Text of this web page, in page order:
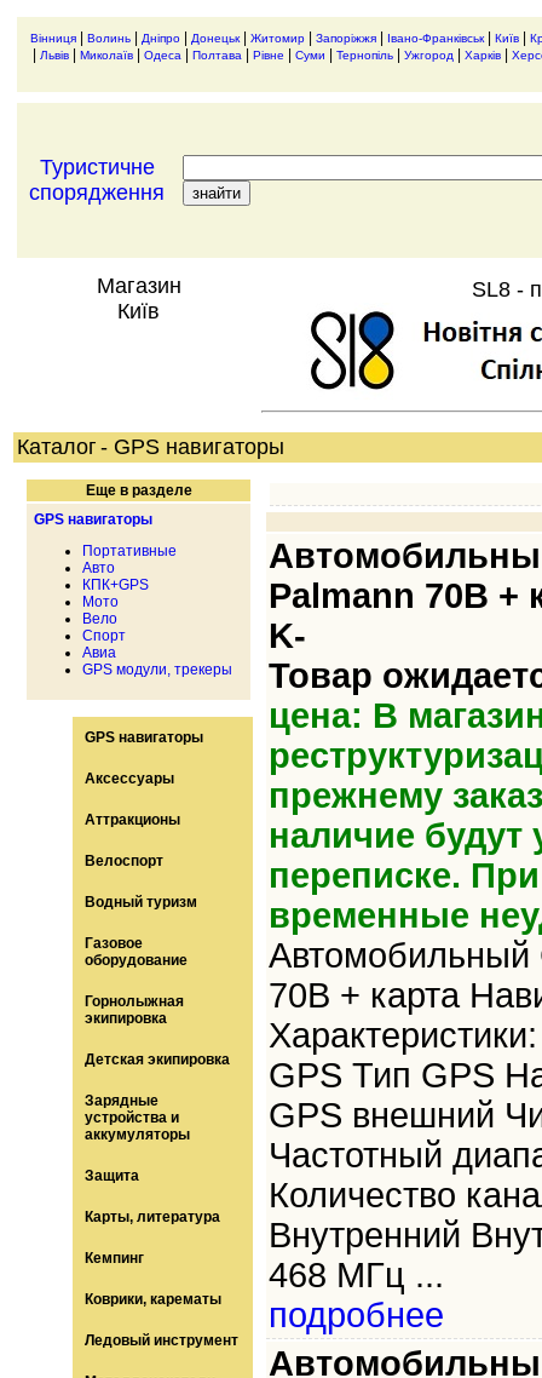
Вінниця Волинь Дніпро Донецьк| Житомир Запоріжжя Івано-Франківськ| Київ
Львів Миколаїв Одеса Полтава Рівне Суми Тернопіль Ужгород Харків
Туристичне
спорядження
Магазин
Київ
SL8 -
Каталог - GPS навигаторы
Еще в разделе
GPS навигаторы
Портативные
Авто
КПК+GPS
Мото
Вело
Спорт
Авиа
GPS модули, трекеры
GPS навигаторы
Аксессуары
Аттракционы
Велоспорт
Водный туризм
Газовое
оборудование
Горнолыжная
экипировка
Детская экипировка
Зарядные
устройства и
аккумуляторы
Защита
Карты, литература
Кемпинг
Коврики, карематы
Ледовый инструмент
Palmann 70B +
K-
Товар
цена: В
прежнему
наличие будут
переписке.
временные
Автомобильный
70B + карта
GPS Тип GPS
GPS внешний
Частотный
Количество
Внутренний
468 МГц ...
подробнее